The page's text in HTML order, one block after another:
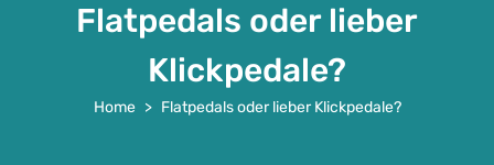
Flatpedals oder lieber
Klickpedale?
Home Flatpedals oder lieber Klickpedale?